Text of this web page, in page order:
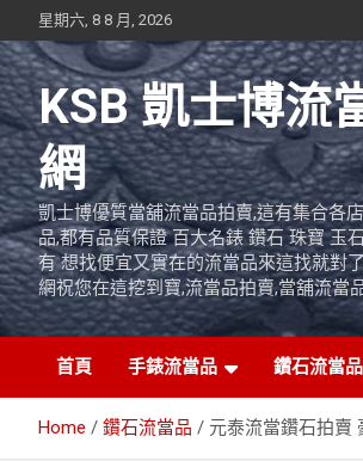
to
content
星期六, 8 8 月, 2026
KSB 凱士博流
網
凱士博優質當舖流當品拍賣,這有集合各
品,都有品質保證 百大名錶 鑽石 珠寶 玉
有 想找便宜又實在的流當品來這找就對
網祝您在這挖到寶,流當品拍賣,當舖流當
首頁 手錶流當品 鑽石流當品
Home 鑽石流當品 元泰流當鑽石拍賣